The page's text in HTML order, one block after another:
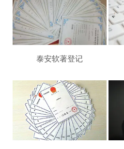
泰安软著登记